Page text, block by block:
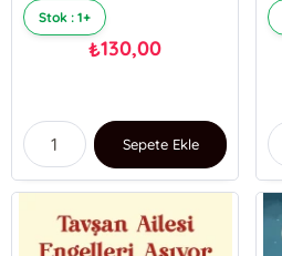
Stok : 1+
₺130,00
Sepete Ekle